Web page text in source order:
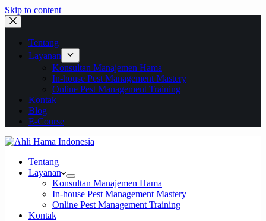
Skip to content
Tentang
Layanan
Konsultan Manajemen Hama
In-house Pest Management Mastery
Online Pest Management Training
Kontak
Blog
E-Course
Tentang
Layanan
Konsultan Manajemen Hama
In-house Pest Management Mastery
Online Pest Management Training
Kontak